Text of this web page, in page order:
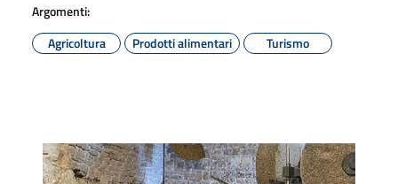
Argomenti:
Agricoltura
Prodotti alimentari Turismo